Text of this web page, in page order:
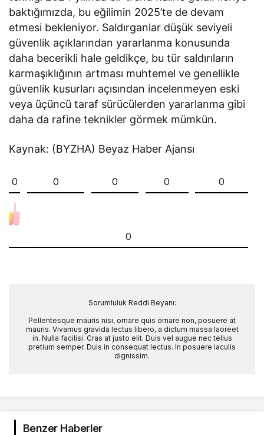
baktığımızda, bu eğilimin 2025’te de devam
etmesi bekleniyor. Saldırganlar düşük seviyeli
güvenlik açıklarından yararlanma konusunda
daha becerikli hale geldikçe, bu tür saldırıların
karmaşıklığının artması muhtemel ve genellikle
güvenlik kusurları açısından incelenmeyen eski
veya üçüncü taraf sürücülerden yararlanma gibi
daha da rafine teknikler görmek mümkün.
Kaynak: (BYZHA) Beyaz Haber Ajansı
0 0 0 0 0
0
Sorumluluk Reddi Beyanı:
Pellentesque mauris nisi, ornare quis ornare non, posuere at
mauris. Vivamus gravida lectus libero, a dictum massa laoreet
in. Nulla facilisi. Cras at justo elit. Duis vel augue nec tellus
pretium semper. Duis in consequat lectus. In posuere iaculis
dignissim.
Benzer Haberler